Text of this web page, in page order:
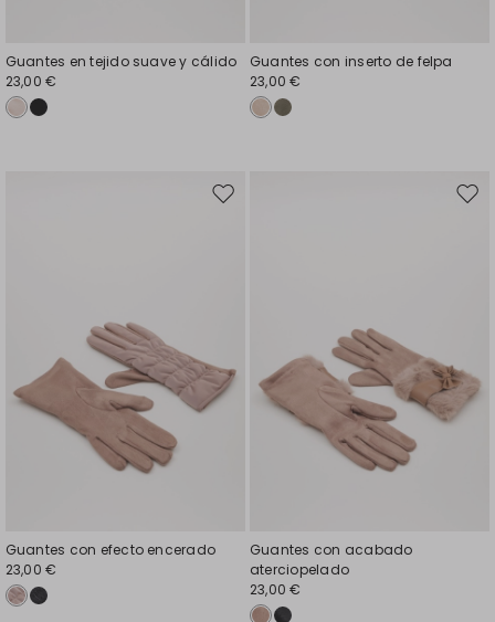
Guantes en tejido suave y cálido
23,00 €
Guantes con inserto de felpa
23,00 €
Mover
Guantes con efecto encerado
23,00 €
Guantes con acabado
aterciopelado
23,00 €